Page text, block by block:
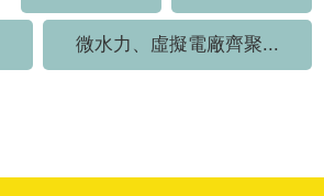
微水力、虛擬電廠齊聚...